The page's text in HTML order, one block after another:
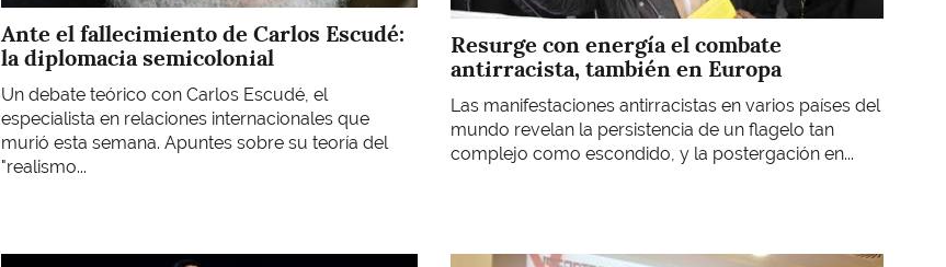
Ante el fallecimiento de Carlos Escudé:
la diplomacia semicolonial
Un debate teórico con Carlos Escudé, el
especialista en relaciones internacionales que
murió esta semana. Apuntes sobre su teoría del
"realismo...
Resurge con energía el combate
antirracista, también en Europa
Las manifestaciones antirracistas en varios países del
mundo revelan la persistencia de un flagelo tan
complejo como escondido, y la postergación en...